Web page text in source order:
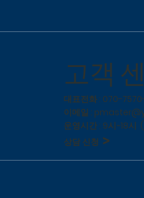
고객
대표전화 : 070-
이메일 :
운영시간 : 9시~18시
상담 신청 >